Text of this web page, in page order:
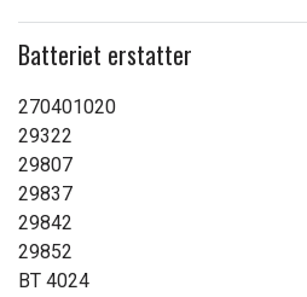
Batteriet erstatter
270401020
29322
29807
29837
29842
29852
BT 4024